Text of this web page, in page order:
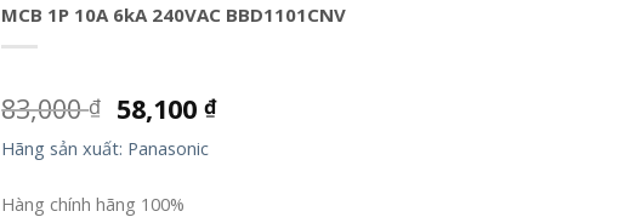
MCB 1P 10A 6kA 240VAC BBD1101CNV
83,000₫ 58,100 ₫
Hãng sản xuất: Panasonic
Hàng chính hãng 100%